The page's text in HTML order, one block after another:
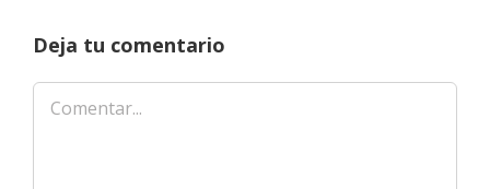
Deja tu comentario
Comentar